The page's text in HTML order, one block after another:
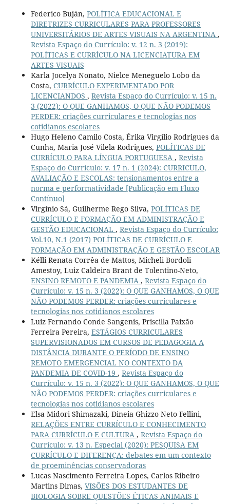
Federico Buján, POLÍTICA EDUCACIONAL E
DIRETRIZES CURRICULARES PARA PROFESSORES
UNIVERSITÁRIOS DE ARTES VISUAIS NA ARGENTINA ,
Revista Espaço do Currículo: v. 12 n. 3 (2019):
POLÍTICAS E CURRÍCULO NA LICENCIATURA EM
ARTES VISUAIS
Karla Jocelya Nonato, Nielce Meneguelo Lobo da
Costa, CURRÍCULO EXPERIMENTADO POR
LICENCIANDOS , Revista Espaço do Currículo: v. 15 n.
3 (2022): O QUE GANHAMOS, O QUE NÃO PODEMOS
PERDER: criações curriculares e tecnologias nos
cotidianos escolares
Hugo Heleno Camilo Costa, Érika Virgílio Rodrigues da
Cunha, Maria José Vilela Rodrigues, POLÍTICAS DE
CURRÍCULO PARA LÍNGUA PORTUGUESA , Revista
Espaço do Currículo: v. 17 n. 1 (2024): CURRICULO,
AVALIAÇÃO E ESCOLAS: tensionamentos entre a
norma e performatividade [Publicação em Fluxo
Contínuo]
Virgínio Sá, Guilherme Rego Silva, POLÍTICAS DE
CURRÍCULO E FORMAÇÃO EM ADMINISTRAÇÃO E
GESTÃO EDUCACIONAL , Revista Espaço do Currículo:
Vol.10, N.1 (2017) POLÍTICAS DE CURRÍCULO E
FORMAÇÃO EM ADMINISTRAÇÃO E GESTÃO ESCOLAR
Kélli Renata Corrêa de Mattos, Micheli Bordoli
Amestoy, Luiz Caldeira Brant de Tolentino-Neto,
ENSINO REMOTO E PANDEMIA , Revista Espaço do
Currículo: v. 15 n. 3 (2022): O QUE GANHAMOS, O QUE
NÃO PODEMOS PERDER: criações curriculares e
tecnologias nos cotidianos escolares
Luiz Fernando Conde Sangenis, Priscilla Paixão
Ferreira Pereira, ESTÁGIOS CURRICULARES
SUPERVISIONADOS EM CURSOS DE PEDAGOGIA A
DISTÂNCIA DURANTE O PERÍODO DE ENSINO
REMOTO EMERGENCIAL NO CONTEXTO DA
PANDEMIA DE COVID-19 , Revista Espaço do
Currículo: v. 15 n. 3 (2022): O QUE GANHAMOS, O QUE
NÃO PODEMOS PERDER: criações curriculares e
tecnologias nos cotidianos escolares
Elsa Midori Shimazaki, Dineia Ghizzo Neto Fellini,
RELAÇÕES ENTRE CURRÍCULO E CONHECIMENTO
PARA CURRÍCULO E CULTURA , Revista Espaço do
Currículo: v. 13 n. Especial (2020): PESQUISA EM
CURRÍCULO E DIFERENÇA: debates em um contexto
de proeminências conservadoras
Lucas Nascimento Ferreira Lopes, Carlos Ribeiro
Martins Dimas, VISÕES DOS ESTUDANTES DE
BIOLOGIA SOBRE QUESTÕES ÉTICAS ANIMAIS E